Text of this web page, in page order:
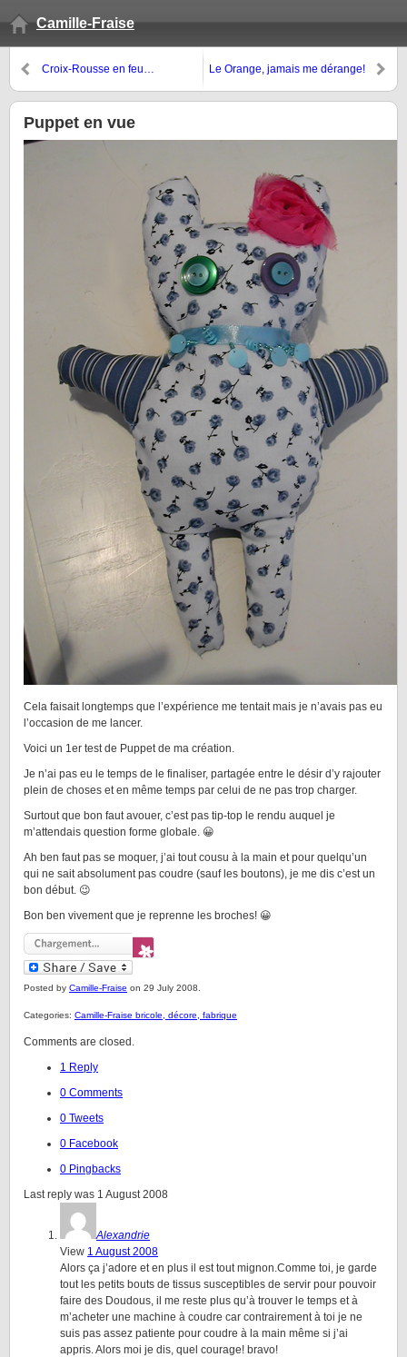
Camille-Fraise
Croix-Rousse en feu… Le Orange, jamais me dérange!
Puppet en vue
Cela faisait longtemps que l’expérience me tentait mais je n’avais pas eu
l’occasion de me lancer.
Voici un 1er test de Puppet de ma création.
Je n’ai pas eu le temps de le finaliser, partagée entre le désir d’y rajouter
plein de choses et en même temps par celui de ne pas trop charger.
Surtout que bon faut avouer, c’est pas tip-top le rendu auquel je
m’attendais question forme globale. 😀
Ah ben faut pas se moquer, j’ai tout cousu à la main et pour quelqu’un
qui ne sait absolument pas coudre (sauf les boutons), je me dis c’est un
bon début. 😉
Bon ben vivement que je reprenne les broches! 😀
Posted by Camille-Fraise on 29 July 2008.
Categories: Camille-Fraise bricole, décore, fabrique
Comments are closed.
1 Reply
0 Comments
0 Tweets
0 Facebook
0 Pingbacks
Last reply was 1 August 2008
Alexandrie
View 1 August 2008
Alors ça j’adore et en plus il est tout mignon.Comme toi, je garde
tout les petits bouts de tissus susceptibles de servir pour pouvoir
faire des Doudous, il me reste plus qu’à trouver le temps et à
m’acheter une machine à coudre car contrairement à toi je ne
suis pas assez patiente pour coudre à la main même si j’ai
appris. Alors moi je dis, quel courage! bravo!